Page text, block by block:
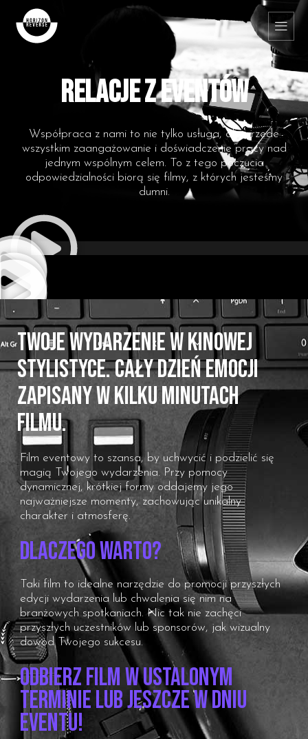
content
RELACJE Z EVENTÓW
Współpraca z nami to nie tylko usługa, ale przede
wszystkim zaangażowanie i doświadczenie pracy nad
jednym wspólnym celem. To z tego poczucia
odpowiedzialności biorą się filmy, z których jesteśmy
dumni.
Twoje wydarzenie w kinowej
stylistyce. Cały dzień emocji
zapisany w kilku minutach
filmu.
Film eventowy to szansa, by uchwycić i podzielić się
magią Twojego wydarzenia. Przy pomocy
dynamicznej, krótkiej formy oddajemy jego
najważniejsze momenty, zachowując unikalny
charakter i atmosferę.
Dlaczego warto?
Taki film to idealne narzędzie do promocji przyszłych
edycji wydarzenia lub chwalenia się nim na
branżowych spotkaniach. Nic tak nie zachęci
przyszłych uczestników lub sponsorów, jak wizualny
dowód Twojego sukcesu.
Odbierz film w ustalonym
terminie lub jeszcze w dniu
eventu!